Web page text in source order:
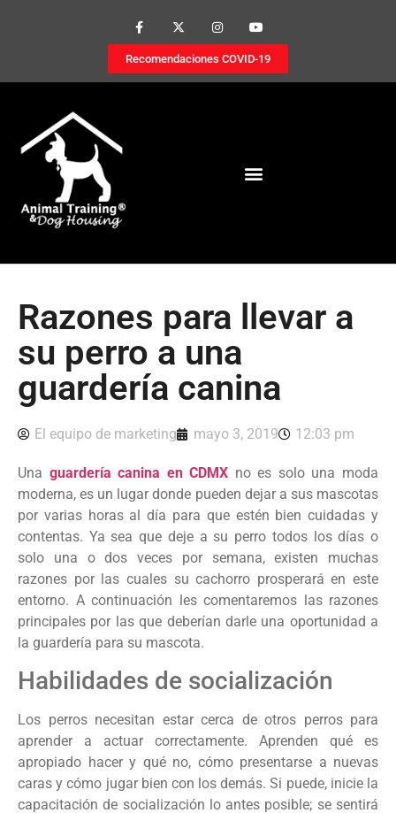
Recomendaciones COVID-19
Razones para llevar a
su perro a una
guardería canina
El equipo de marketing mayo 3, 2019 12:03 pm
Una guardería canina en CDMX no es solo una moda
moderna, es un lugar donde pueden dejar a sus mascotas
por varias horas al día para que estén bien cuidadas y
contentas. Ya sea que deje a su perro todos los días o
solo una o dos veces por semana, existen muchas
razones por las cuales su cachorro prosperará en este
entorno. A continuación les comentaremos las razones
principales por las que deberían darle una oportunidad a
la guardería para su mascota.
Habilidades de socialización
Los perros necesitan estar cerca de otros perros para
aprender a actuar correctamente. Aprenden qué es
apropiado hacer y qué no, cómo presentarse a nuevas
caras y cómo jugar bien con los demás. Si puede, inicie la
capacitación de socialización lo antes posible; se sentirá